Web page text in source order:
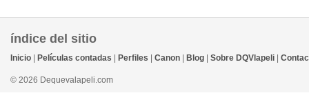
índice del sitio
Inicio Películas contadas Perfiles Canon Blog Sobre DQVlapeli
© 2026 Dequevalapeli.com